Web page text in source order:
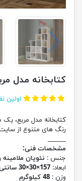
کتابخانه مدل
اولین
رنگ های متنوع از
______
مشخصات فنی:
جنس : نئوپان
ابعاد: 157×30×30 سانتی متر
وزن : 48 کیلوگرم